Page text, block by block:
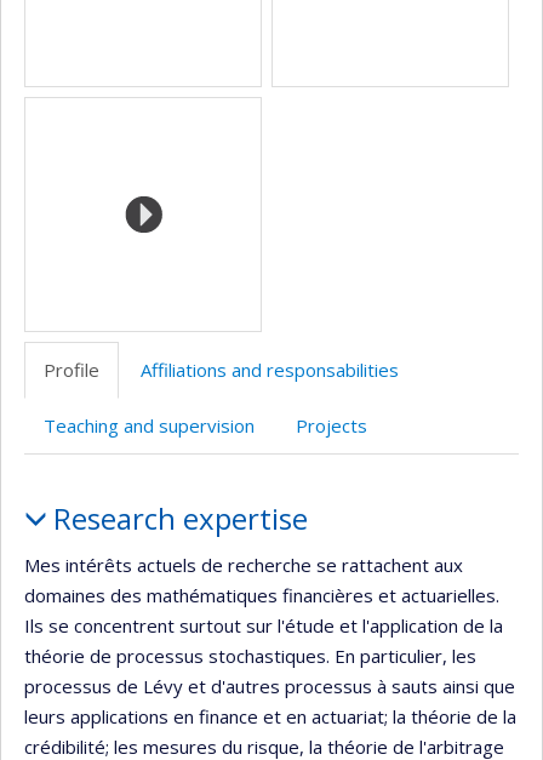
Profile Affiliations and responsabilities
Teaching and supervision Projects
Research expertise
Mes intérêts actuels de recherche se rattachent aux
domaines des mathématiques financières et actuarielles.
Ils se concentrent surtout sur l'étude et l'application de la
théorie de processus stochastiques. En particulier, les
processus de Lévy et d'autres processus à sauts ainsi que
leurs applications en finance et en actuariat; la théorie de la
crédibilité; les mesures du risque, la théorie de l'arbitrage